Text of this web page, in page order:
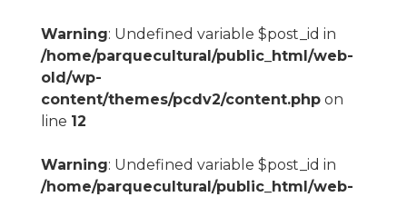
Warning: Undefined variable $post_id in
/home/parquecultural/public_html/web-
old/wp-
content/themes/pcdv2/content.phpon
line 12
Warning: Undefined variable $post_id in
/home/parquecultural/public_html/web-